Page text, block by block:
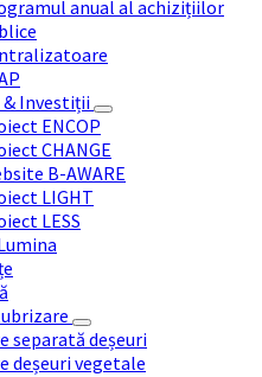
anual al achizițiilor
Investiții
ENCOP
CHANGE
B-AWARE
LIGHT
LESS
separată deșeuri
deșeuri vegetale